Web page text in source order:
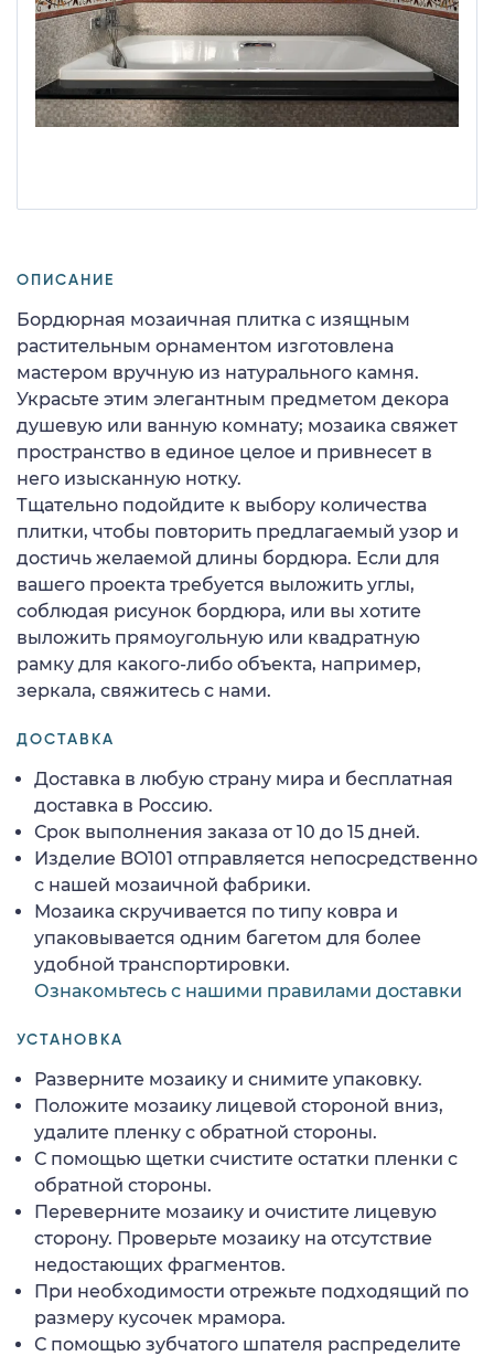
ОПИСАНИЕ
Бордюрная мозаичная плитка с изящным
растительным орнаментом изготовлена
мастером вручную из натурального камня.
Украсьте этим элегантным предметом декора
душевую или ванную комнату; мозаика свяжет
пространство в единое целое и привнесет в
него изысканную нотку.
Тщательно подойдите к выбору количества
плитки, чтобы повторить предлагаемый узор и
достичь желаемой длины бордюра. Если для
вашего проекта требуется выложить углы,
соблюдая рисунок бордюра, или вы хотите
выложить прямоугольную или квадратную
рамку для какого-либо объекта, например,
зеркала, свяжитесь с нами.
ДОСТАВКА
Доставка в любую страну мира и бесплатная
доставка в Россию.
Срок выполнения заказа от 10 до 15 дней.
Изделие BO101 отправляется непосредственно
с нашей мозаичной фабрики.
Мозаика скручивается по типу ковра и
упаковывается одним багетом для более
удобной транспортировки.
Ознакомьтесь с нашими правилами доставки
УСТАНОВКА
Разверните мозаику и снимите упаковку.
Положите мозаику лицевой стороной вниз,
удалите пленку с обратной стороны.
С помощью щетки счистите остатки пленки с
обратной стороны.
Переверните мозаику и очистите лицевую
сторону. Проверьте мозаику на отсутствие
недостающих фрагментов.
При необходимости отрежьте подходящий по
размеру кусочек мрамора.
С помощью зубчатого шпателя распределите